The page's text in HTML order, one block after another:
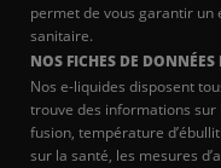
permet de vous garantir un
sanitaire.
NOS FICHES DE DONNÉES
Nos e-liquides disposent
trouve des informations
fusion, température
sur la santé, les mesures